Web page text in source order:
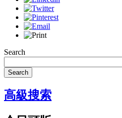
Search
Search
高級搜索